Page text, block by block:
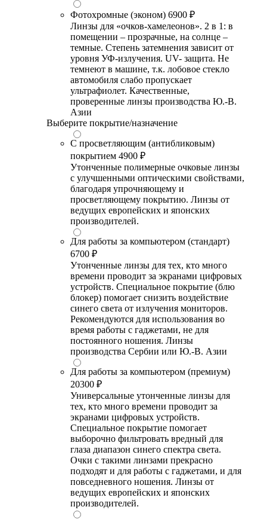
Фотохромные (эконом) 6900 ₽
Линзы для «очков-хамелеонов». 2 в 1: в
помещении – прозрачные, на солнце –
темные. Степень затемнения зависит от
уровня УФ-излучения. UV- защита. Не
темнеют в машине, т.к. лобовое стекло
автомобиля слабо пропускает
ультрафиолет. Качественные,
проверенные линзы производства Ю.-В.
Азии
Выберите покрытие/назначение
С просветляющим (антибликовым)
покрытием 4900 ₽
Утонченные полимерные очковые линзы
с улучшенными оптическими свойствами,
благодаря упрочняющему и
просветляющему покрытию. Линзы от
ведущих европейских и японских
производителей.
Для работы за компьютером (стандарт)
6700 ₽
Утонченные линзы для тех, кто много
времени проводит за экранами цифровых
устройств. Специальное покрытие (блю
блокер) помогает снизить воздействие
синего света от излучения мониторов.
Рекомендуются для использования во
время работы с гаджетами, не для
постоянного ношения. Линзы
производства Сербии или Ю.-В. Азии
Для работы за компьютером (премиум)
20300 ₽
Универсальные утонченные линзы для
тех, кто много времени проводит за
экранами цифровых устройств.
Специальное покрытие помогает
выборочно фильтровать вредный для
глаза диапазон синего спектра света.
Очки с такими линзами прекрасно
подходят и для работы с гаджетами, и для
повседневного ношения. Линзы от
ведущих европейских и японских
производителей.